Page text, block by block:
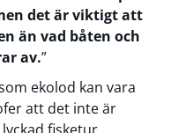
det är viktigt att
än vad båten och
av.”
ekolod kan vara
att det inte är